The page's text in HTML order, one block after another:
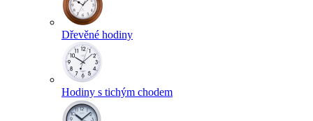
Dřevěné hodiny
Hodiny s tichým chodem